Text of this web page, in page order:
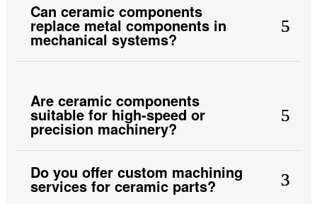
Can ceramic components
replace metal components in
mechanical systems?
Are ceramic components
suitable for high-speed or
precision machinery?
Do you offer custom machining
services for ceramic parts?